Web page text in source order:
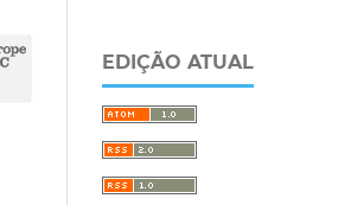
EDIÇÃO ATUAL